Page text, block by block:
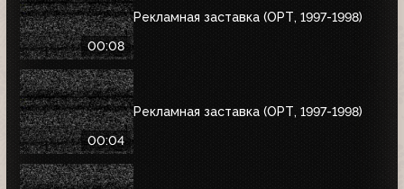
00:08
Рекламная заставка (ОРТ, 1997-1998)
00:04
Рекламная заставка (ОРТ, 1997-1998)